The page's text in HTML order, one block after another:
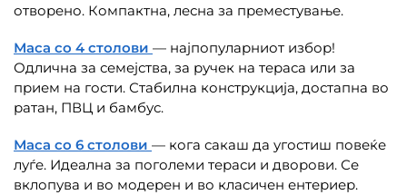
отворено. Компактна, лесна за преместување.
Маса со 4 столови — најпопуларниот избор!
Одлична за семејства, за ручек на тераса или за
прием на гости. Стабилна конструкција, достапна во
ратан, ПВЦ и бамбус.
Маса со 6 столови — кога сакаш да угостиш повеќе
луѓе. Идеална за поголеми тераси и дворови. Се
вклопува и во модерен и во класичен ентериер.